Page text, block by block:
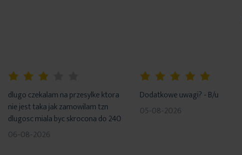
dlugo czekalam na przesylke ktora
nie jest taka jak zamowilam tzn
dlugosc miala byc skrocona do 240
06-08-2026
Dodatkowe uwagi? - B/u
05-08-2026